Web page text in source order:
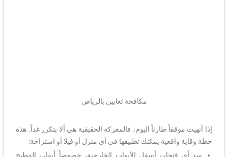
مكافحة ثعابين بالرياض
إذا أنهيت موقفاً طارئاً اليوم، فالمعركة الحقيقية هي ألا يتكرر غداً. هذه
خطة وقاية واقعية يمكنك تطبيقها في أي منزل أو فيلا أو استراحة:
سد أي فتحات أسفل الأبواب الخارجية، خصوصاً أبواب المطبخ